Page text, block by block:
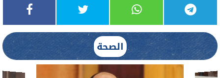
الصحة